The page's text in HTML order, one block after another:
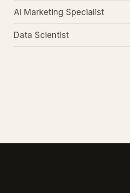
AI Marketing Specialist
Data Scientist